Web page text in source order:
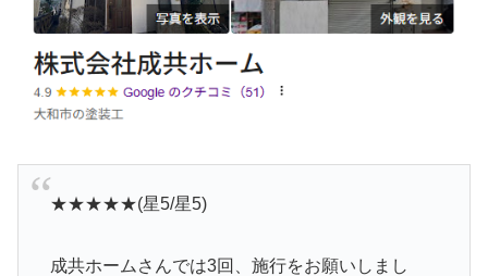
★★★★★(星5/星5)
成共ホームさんでは3回、施行をお願いしまし